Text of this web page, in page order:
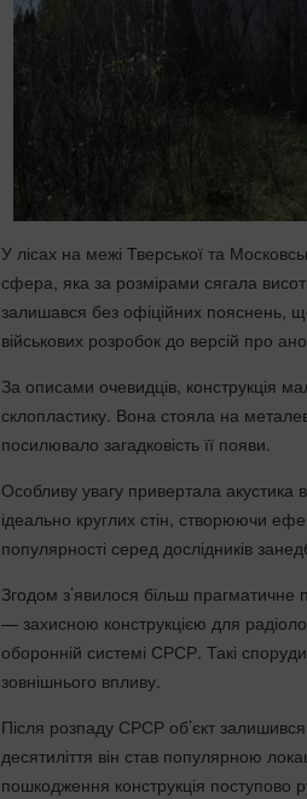
У лісах на межі Тверської та
сфера, яка за розмірами сягала
залишався без офіційних пояснень,
військових розробок до версій про
За описами очевидців, конструкція
склопластику. Вона стояла на
посилювало загадковість її появи.
Особливу увагу привертала акустика
ідеально круглих стін, створюючи
популярності серед дослідників
Згодом з’явилося більш
— захисною конструкцією для
оборонній системі СРСР. Такі
зовнішнього впливу.
Після розпаду СРСР об’єкт
десятиліття він став популярною
пошкодження конструкція поступово